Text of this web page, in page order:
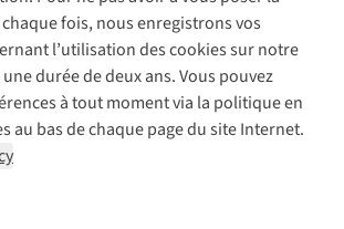
fois, nous enregistrons vos
l’utilisation des cookies sur notre
durée de deux ans. Vous pouvez
à tout moment via la politique en
au bas de chaque page du site Internet.
Politique de confidentialité
générales
Cookie Policy
SA,